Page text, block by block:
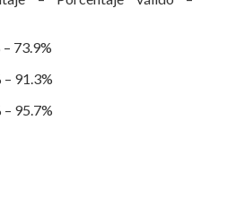
– 73.9%
– 91.3%
– 95.7%